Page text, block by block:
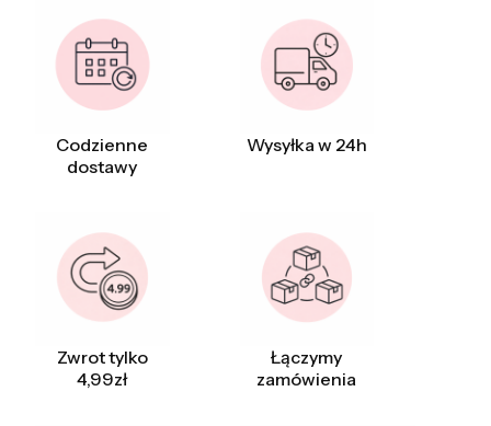
Codzienne
dostawy
Wysyłka w 24h
Zwrot tylko
4,99zł
Łączymy
zamówienia